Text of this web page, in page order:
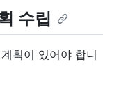
수립
획이 있어야 합니